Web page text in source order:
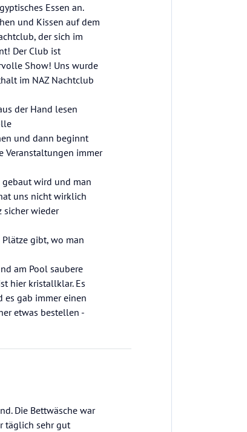
Essen an.
und Kissen auf dem
der sich im
Der Club ist
Show! Uns wurde
im NAZ Nachtclub
der Hand lesen
und dann beginnt
Veranstaltungen immer
gebaut wird und man
uns nicht wirklich
sicher wieder
gibt, wo man
am Pool saubere
hier kristallklar. Es
es gab immer einen
etwas bestellen -
Die Bettwäsche war
täglich sehr gut